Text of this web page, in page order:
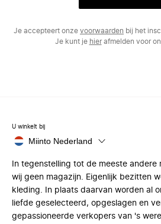
Je accepteert onze voorwaarden bij het
Je kunt je hierafmelden voor
U winkelt bij
Miinto Nederland
In tegenstelling tot de meeste
wij geen magazijn. Eigenlijk bezitten
kleding. In plaats daarvan worden al
liefde geselecteerd, opgeslagen en
gepassioneerde verkopers van 's